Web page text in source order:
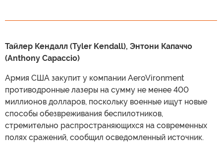
Тайлер Кендалл (Tyler Kendall), Энтони Капаччо
(Anthony Capaccio)
Армия США закупит у компании AeroVironment
противодронные лазеры на сумму не менее 400
миллионов долларов, поскольку военные ищут новые
способы обезвреживания беспилотников,
стремительно распространяющихся на современных
полях сражений, сообщил осведомленный источник.